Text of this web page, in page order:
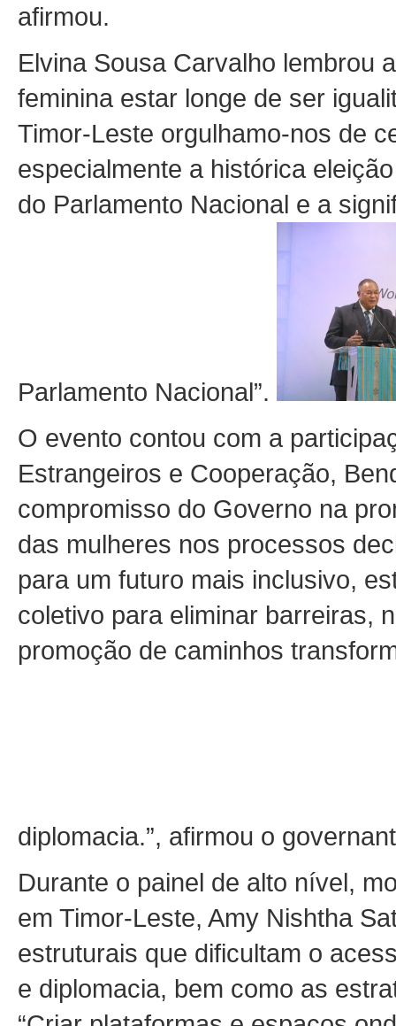
afirmou.
Elvina Sousa Carvalho lembrou
feminina estar longe de ser
Timor-Leste orgulhamo-nos de
especialmente a histórica
do Parlamento Nacional e a
Parlamento Nacional”.
O evento contou com a
Estrangeiros e Cooperação,
compromisso do Governo na
das mulheres nos processos
para um futuro mais inclusivo,
coletivo para eliminar barreiras,
promoção de caminhos
diplomacia.”, afirmou o
Durante o painel de alto nível,
em Timor-Leste, Amy Nishtha
estruturais que dificultam o
e diplomacia, bem como as